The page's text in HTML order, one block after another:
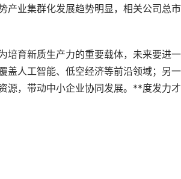
产业集群化发展趋势明显，相关公司总
育新质生产力的重要载体，未来要进
盖人工智能、低空经济等前沿领域；另
源，带动中小企业协同发展。**度发力